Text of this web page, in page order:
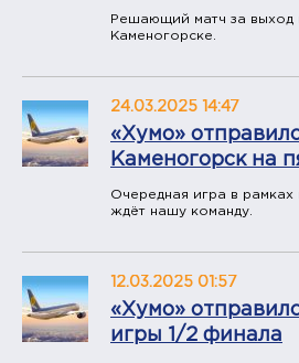
Решающий матч за выход
Каменогорске.
24.03.2025 14:47
«Хумо»
Каменогорск на
Очередная игра в
ждёт нашу команду.
12.03.2025 01:57
«Хумо»
игры 1/2 финала